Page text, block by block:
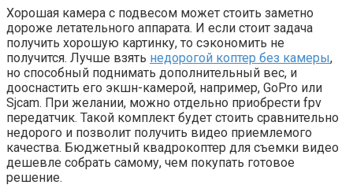
Хорошая камера с подвесом может стоить заметно
дороже летательного аппарата. И если стоит задача
получить хорошую картинку, то сэкономить не
получится. Лучше взять недорогой коптер без камеры,
но способный поднимать дополнительный вес, и
дооснастить его экшн-камерой, например, GoPro или
Sjcam. При желании, можно отдельно приобрести fpv
передатчик. Такой комплект будет стоить сравнительно
недорого и позволит получить видео приемлемого
качества. Бюджетный квадрокоптер для съемки видео
дешевле собрать самому, чем покупать готовое
решение.